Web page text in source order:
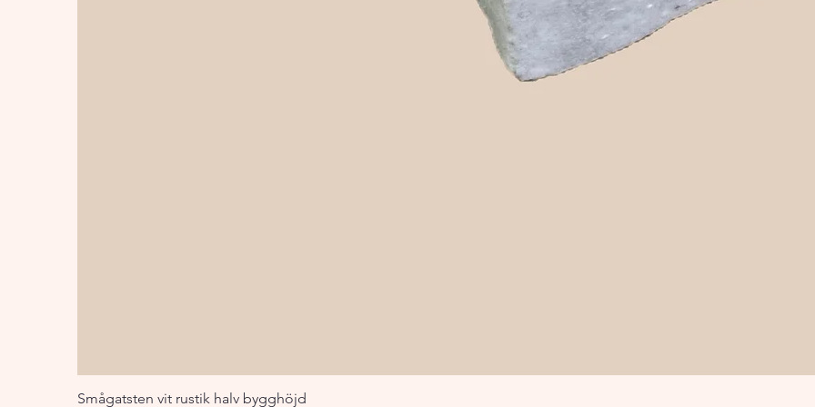
Smågatsten vit rustik halv bygghöjd